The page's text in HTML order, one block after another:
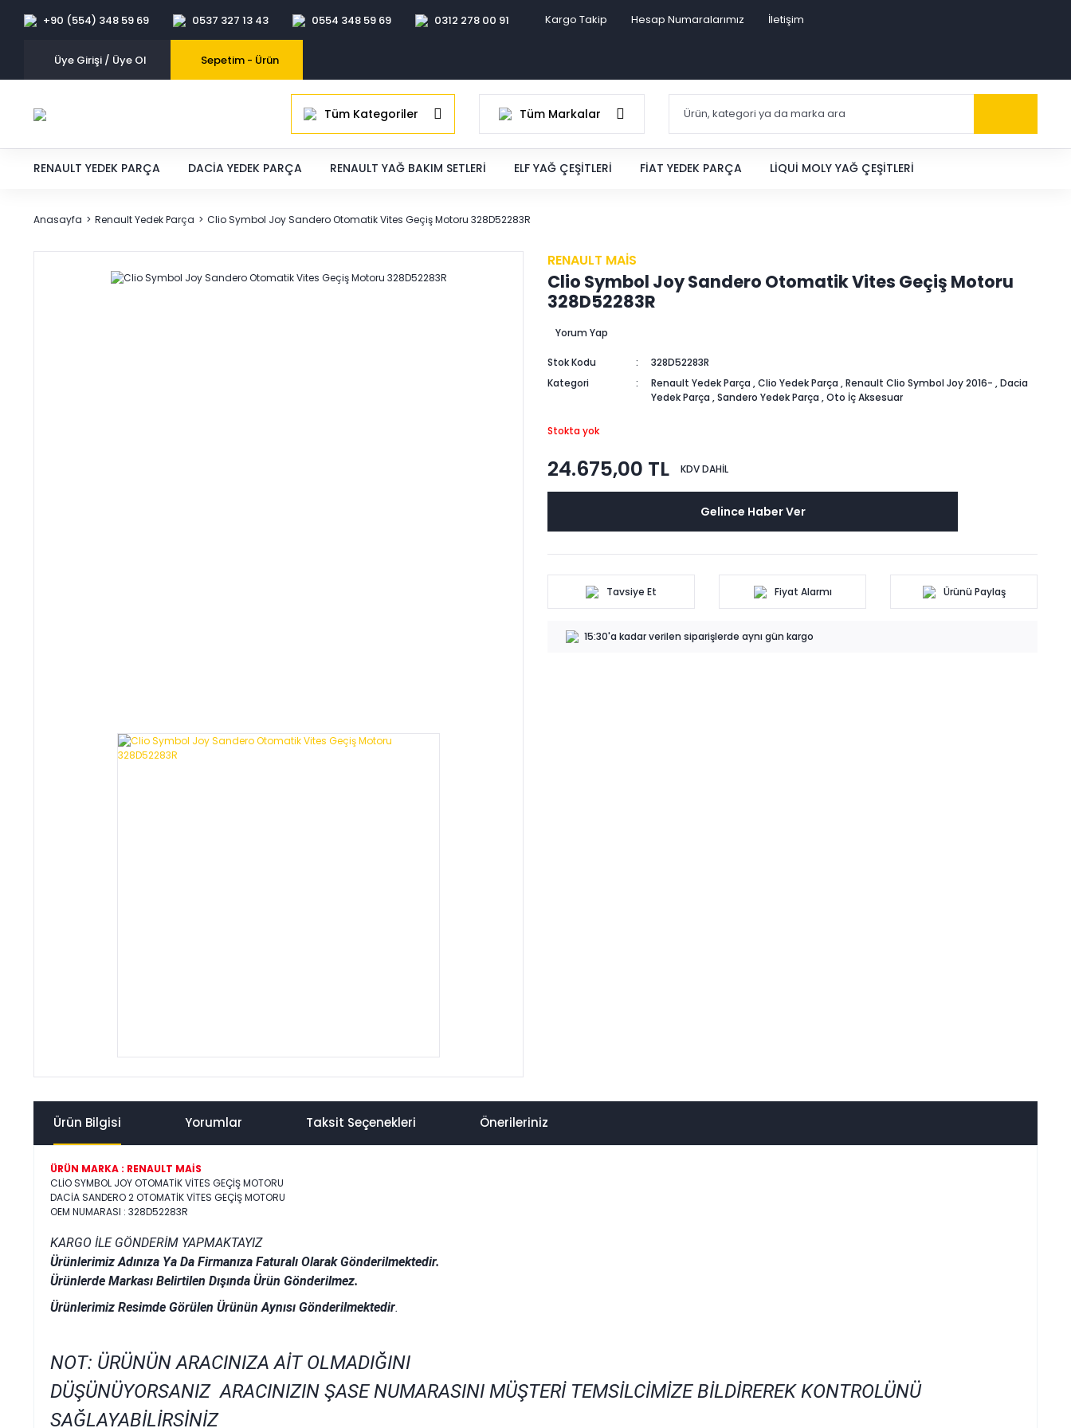
+90 (554) 348 59 69 0537 327 13 43 0554 348 59 69 0312 278 00 91 Kargo Takip Hesap Numaralarımız İletişim
Üye Girişi / Üye Ol Sepetim - Ürün
Tüm Kategoriler Tüm Markalar
RENAULT YEDEK PARÇA DACIA YEDEK PARÇA RENAULT YAĞ BAKIM SETLERI ELF YAĞ ÇEŞITLERI FIAT YEDEK PARÇA LIQUI MOLY YAĞ ÇEŞITLERI
Anasayfa Renault Yedek Parça Clio Symbol Joy Sandero Otomatik Vites Geçiş Motoru 328D52283R
RENAULT MAİS
Clio Symbol Joy Sandero Otomatik Vites Geçiş Motoru
328D52283R
Yorum Yap
Stok Kodu
328D52283R
Kategori
Renault Yedek Parça ,Clio Yedek Parça ,Renault Clio Symbol Joy 2016- ,Dacia
Yedek Parça ,Sandero Yedek Parça ,Oto İç Aksesuar
Stokta yok
24.675,00 TL KDV DAHİL
Gelince Haber Ver
Tavsiye Et Fiyat Alarmı Ürünü Paylaş
15:30'a kadar verilen siparişlerde aynı gün kargo
Ürün Bilgisi Yorumlar Taksit Seçenekleri Önerileriniz
ÜRÜN MARKA : RENAULT MAİS
CLİO SYMBOL JOY OTOMATİK VİTES GEÇİŞ MOTORU
DACİA SANDERO 2 OTOMATİK VİTES GEÇİŞ MOTORU
OEM NUMARASI : 328D52283R
KARGO İLE GÖNDERİM YAPMAKTAYIZ
Ürünlerimiz Adınıza Ya Da Firmanıza Faturalı Olarak Gönderilmektedir.
Ürünlerde Markası Belirtilen Dışında Ürün Gönderilmez.
Ürünlerimiz Resimde Görülen Ürünün Aynısı Gönderilmektedir.
NOT: ÜRÜNÜN ARACINIZA AİT OLMADIĞINI
DÜŞÜNÜYORSANIZ ARACINIZIN ŞASE NUMARASINI MÜŞTERİ TEMSİLCİMİZE BİLDİREREK KONTROLÜNÜ
SAĞLAYABİLİRSİNİZ